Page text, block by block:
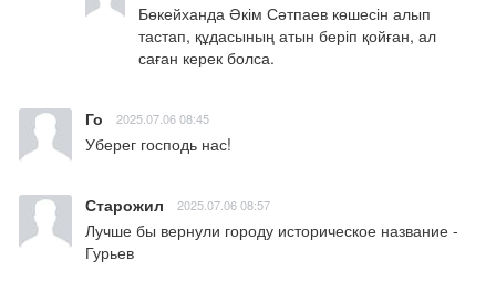
Бөкейханда Әкім Сәтпаев көшесін алып
тастап, құдасының атын беріп қойған, ал
саған керек болса.
Го 2025.07.06 08:45
Уберег господь нас!
Старожил 2025.07.06 08:57
Лучше бы вернули городу историческое название -
Гурьев